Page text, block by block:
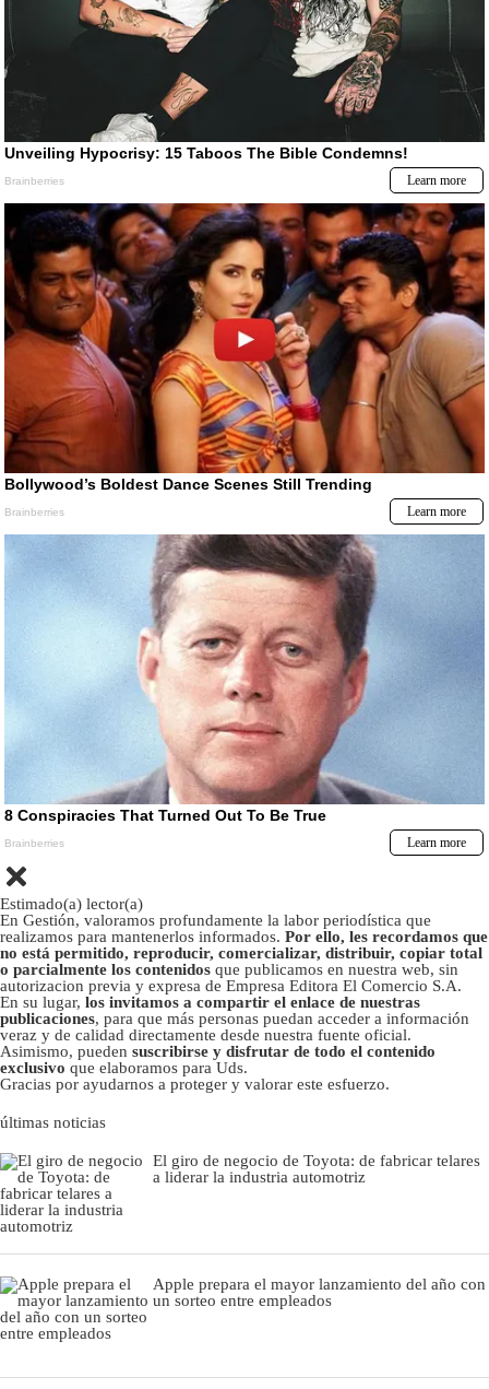
Estimado(a) lector(a)
En Gestión, valoramos profundamente la labor periodística que
realizamos para mantenerlos informados. Por ello, les recordamos que
no está permitido, reproducir, comercializar, distribuir, copiar total
o parcialmente los contenidos que publicamos en nuestra web, sin
autorizacion previa y expresa de Empresa Editora El Comercio S.A.
En su lugar, los invitamos a compartir el enlace de nuestras
publicaciones, para que más personas puedan acceder a información
veraz y de calidad directamente desde nuestra fuente oficial.
Asimismo, pueden suscribirse y disfrutar de todo el contenido
exclusivo que elaboramos para Uds.
Gracias por ayudarnos a proteger y valorar este esfuerzo.
últimas noticias
El giro de negocio de Toyota: de fabricar telares
a liderar la industria automotriz
Apple prepara el mayor lanzamiento del año con
un sorteo entre empleados